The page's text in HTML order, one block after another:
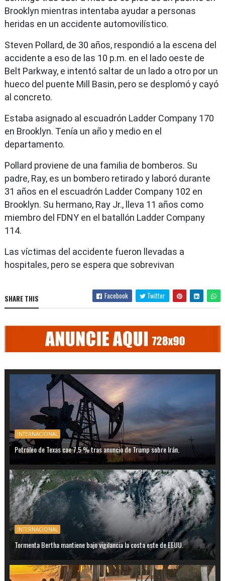
Brooklyn mientras intentaba ayudar a personas
heridas en un accidente automovilístico.
Steven Pollard, de 30 años, respondió a la escena del
accidente a eso de las 10 p.m. en el lado oeste de
Belt Parkway, e intentó saltar de un lado a otro por un
hueco del puente Mill Basin, pero se desplomó y cayó
al concreto.
Estaba asignado al escuadrón Ladder Company 170
en Brooklyn. Tenía un año y medio en el
departamento.
Pollard proviene de una familia de bomberos. Su
padre, Ray, es un bombero retirado y laboró durante
31 años en el escuadrón Ladder Company 102 en
Brooklyn. Su hermano, Ray Jr., lleva 11 años como
miembro del FDNY en el batallón Ladder Company
114.
Las víctimas del accidente fueron llevadas a
hospitales, pero se espera que sobrevivan
SHARE THIS Facebook Twitter
INTERNACIONAL
Petróleo de Texas cae 7,5 % tras anuncio de Trump sobre Irán.
INTERNACIONAL
Tormenta Bertha mantiene bajo vigilancia la costa este de EEUU.